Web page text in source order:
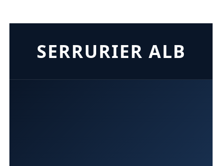
SERRURIER ALB